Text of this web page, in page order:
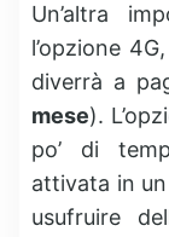
Un’altra
l’opzione
diverrà a
mese).
po’ di
attivata in
usufruire